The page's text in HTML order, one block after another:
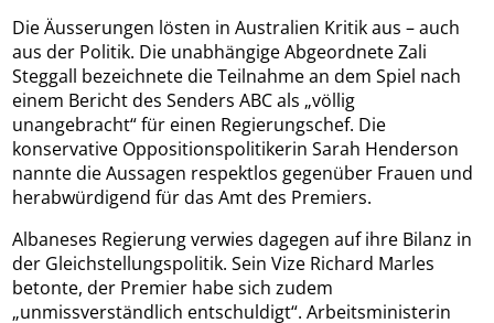
Die Äusserungen lösten in Australien Kritik aus – auch
aus der Politik. Die unabhängige Abgeordnete Zali
Steggall bezeichnete die Teilnahme an dem Spiel nach
einem Bericht des Senders ABC als „völlig
unangebracht“ für einen Regierungschef. Die
konservative Oppositionspolitikerin Sarah Henderson
nannte die Aussagen respektlos gegenüber Frauen und
herabwürdigend für das Amt des Premiers.
Albaneses Regierung verwies dagegen auf ihre Bilanz in
der Gleichstellungspolitik. Sein Vize Richard Marles
betonte, der Premier habe sich zudem
„unmissverständlich entschuldigt“. Arbeitsministerin